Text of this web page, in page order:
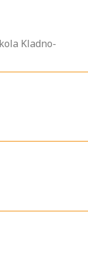
Kladno-